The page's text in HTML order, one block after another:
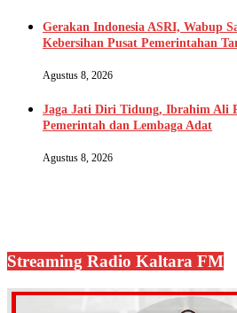
Gerakan Indonesia ASRI, Wabup
Kebersihan Pusat Pemerintahan
Agustus 8, 2026
Jaga Jati Diri Tidung, Ibrahim Ali
Pemerintah dan Lembaga Adat
Agustus 8, 2026
Streaming Radio Kaltara FM